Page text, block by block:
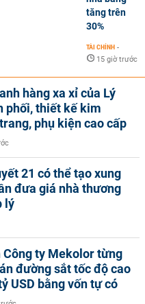
tăng trên
30%
TÀI CHÍNH -
15 giờ trước
hàng xa xỉ của Lý
phối, thiết kế kim
phụ kiện cao cấp
21 có thể tạo xung
đưa giá nhà thương
lý
Công ty Mekolor từng
đường sắt tốc độ cao
USD bằng vốn tự có